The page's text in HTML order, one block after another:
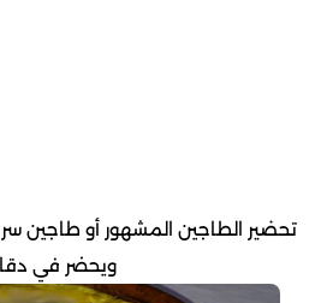
تحضير الطاجين المشهور أو طاجين
ويحضر في